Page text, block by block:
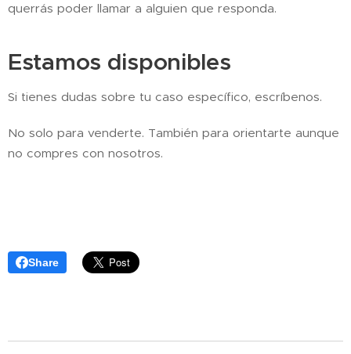
querrás poder llamar a alguien que responda.
Estamos disponibles
Si tienes dudas sobre tu caso específico, escríbenos.
No solo para venderte. También para orientarte aunque
no compres con nosotros.
Share